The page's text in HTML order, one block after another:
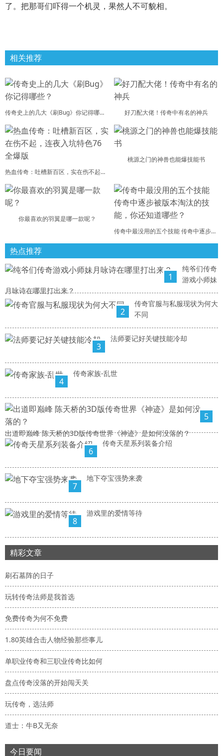
了。把那哥们吓得一个机灵，果然人不可貌相。
相关推荐
传奇史上的几大《刷Bug》你记得哪些？ 好刀配大佬！传奇中有名的神兵
热血传奇：吐槽新百区，实在伤不起，连夜入坑特色76全爆版
桃源之门的神兽也能爆技能书
你最喜欢的羽翼是哪一款呢？
传奇中最没用的五个技能 传奇中逐步被版本淘汰的技能，你还知道哪些？
热点推荐
1
纯爷们传奇
游戏小师妹
月咏诗在哪里打出来？
2
传奇官服与私服现状为何大
不同
3
法师要记好关键技能冷却
4
传奇家族-乱世
5
出道即巅峰 陈天桥的3D版传奇世界《神迹》是如何没落的？
6
传奇天星系列装备介绍
7
地下夺宝强势来袭
8
游戏里的爱情等待
精彩文章
刷石墓阵的日子
玩转传奇法师是我首选
免费传奇为何不免费
1.80英雄合击人物经验那些事儿
单职业传奇和三职业传奇比如何
盘点传奇没落的开始闯天关
玩传奇，选法师
道士：牛B又无奈
今日要闻